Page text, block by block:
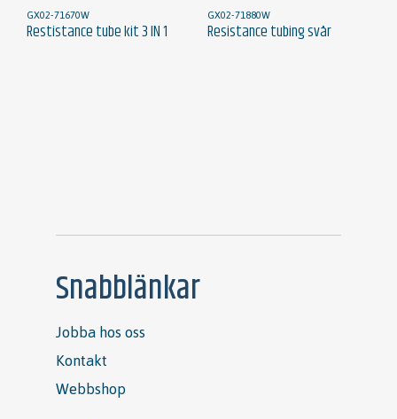
GX02-71670W
Restistance tube kit 3 IN 1
GX02-71880W
Resistance tubing svår
Snabblänkar
Jobba hos oss
Kontakt
Webbshop